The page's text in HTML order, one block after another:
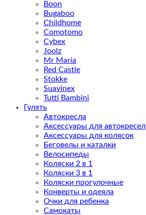
Boon
Bugaboo
Childhome
Comotomo
Cybex
Joolz
Mr Maria
Red Castle
Stokke
Suavinex
Tutti Bambini
Гулять
Автокресла
Аксессуары для автокресел
Аксессуары для колясок
Беговелы и каталки
Велосипеды
Коляски 2 в 1
Коляски 3 в 1
Коляски прогулочные
Конверты и одеяла
Очки для ребенка
Самокаты